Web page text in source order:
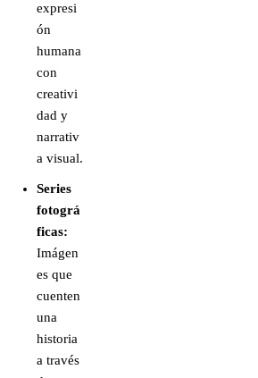
expresi
ón
humana
con
creativi
dad y
narrativ
a visual.
Series
fotográ
ficas:
Imágen
es que
cuenten
una
historia
a través